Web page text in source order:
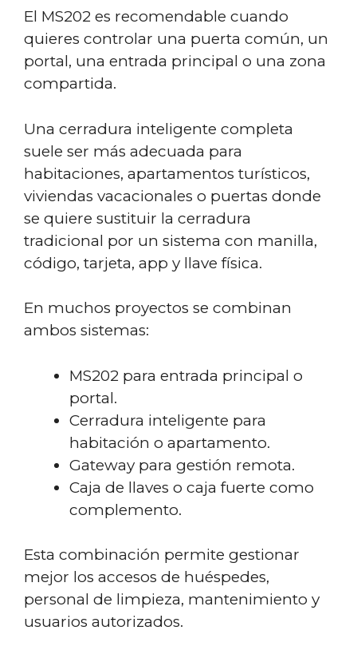
El MS202 es recomendable cuando
quieres controlar una puerta común, un
portal, una entrada principal o una zona
compartida.
Una cerradura inteligente completa
suele ser más adecuada para
habitaciones, apartamentos turísticos,
viviendas vacacionales o puertas donde
se quiere sustituir la cerradura
tradicional por un sistema con manilla,
código, tarjeta, app y llave física.
En muchos proyectos se combinan
ambos sistemas:
MS202 para entrada principal o
portal.
Cerradura inteligente para
habitación o apartamento.
Gateway para gestión remota.
Caja de llaves o caja fuerte como
complemento.
Esta combinación permite gestionar
mejor los accesos de huéspedes,
personal de limpieza, mantenimiento y
usuarios autorizados.